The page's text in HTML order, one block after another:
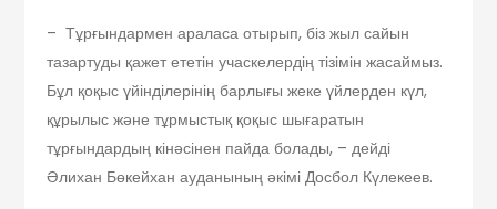
– Тұрғындармен араласа отырып, біз жыл сайын
тазартуды қажет ететін учаскелердің тізімін жасаймыз.
Бұл қоқыс үйінділерінің барлығы жеке үйлерден күл,
құрылыс және тұрмыстық қоқыс шығаратын
тұрғындардың кінәсінен пайда болады, – дейді
Әлихан Бөкейхан ауданының әкімі Досбол Күлекеев.